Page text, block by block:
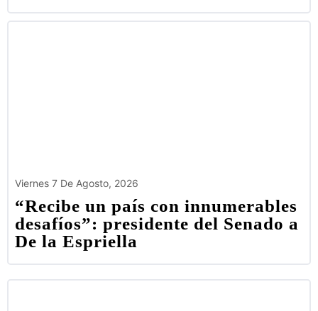
Viernes 7 De Agosto, 2026
“Recibe un país con innumerables
desafíos”: presidente del Senado a
De la Espriella